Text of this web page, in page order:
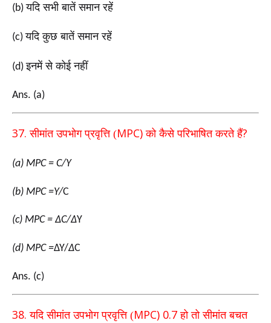
(b)यदि सभी बातें समान रहें
(c)यदि कुछ बातें समान रहें
(d)इनमें से कोई नहीं
Ans. (a)
37.सीमांत उपभोग प्रवृत्ति (MPC)को कैसे परिभाषित करते हैं?
(a) MPC = C/Y
(b) MPC =Y/C
(c) MPC = ∆C/∆Y
(d) MPC =ΔΥ/∆C
Ans. (c)
38.यदि सीमांत उपभोग प्रवृत्ति (MPC) 0.7हो तो सीमांत बचत